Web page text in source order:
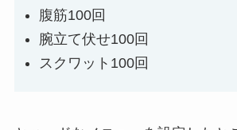
腹筋100回
腕立て伏せ100回
スクワット100回